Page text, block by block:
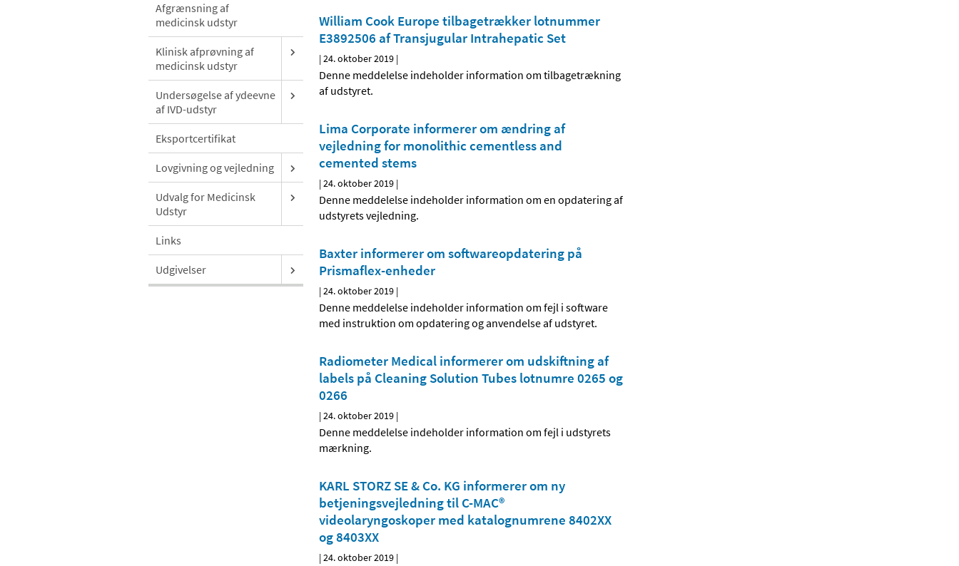
Afgrænsning af
medicinsk udstyr
Klinisk afprøvning af
medicinsk udstyr
Undersøgelse af ydeevne
af IVD-udstyr
Eksportcertifikat
Lovgivning og vejledning
Udvalg for Medicinsk
Udstyr
Links
Udgivelser
William Cook Europe tilbagetrækker lotnummer
E3892506 af Transjugular Intrahepatic Set
|24. oktober 2019 |
Denne meddelelse indeholder information om tilbagetrækning
af udstyret.
Lima Corporate informerer om ændring af
vejledning for monolithic cementless and
cemented stems
|24. oktober 2019 |
Denne meddelelse indeholder information om en opdatering af
udstyrets vejledning.
Baxter informerer om softwareopdatering på
Prismaflex-enheder
|24. oktober 2019 |
Denne meddelelse indeholder information om fejl i software
med instruktion om opdatering og anvendelse af udstyret.
Radiometer Medical informerer om udskiftning af
labels på Cleaning Solution Tubes lotnumre 0265 og
0266
|24. oktober 2019 |
Denne meddelelse indeholder information om fejl i udstyrets
mærkning.
KARL STORZ SE & Co. KG informerer om ny
betjeningsvejledning til C-MAC®
videolaryngoskoper med katalognumrene 8402XX
og 8403XX
|24. oktober 2019 |